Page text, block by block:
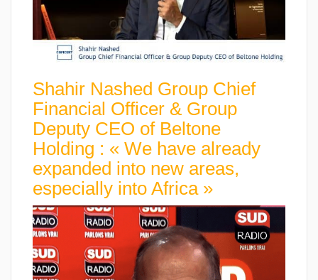
Shahir Nashed Group Chief
Financial Officer & Group
Deputy CEO of Beltone
Holding : « We have already
expanded into new areas,
especially into Africa »